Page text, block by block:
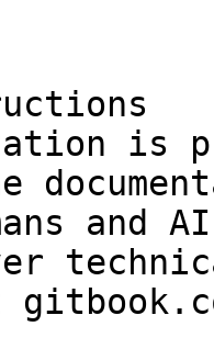
is
and